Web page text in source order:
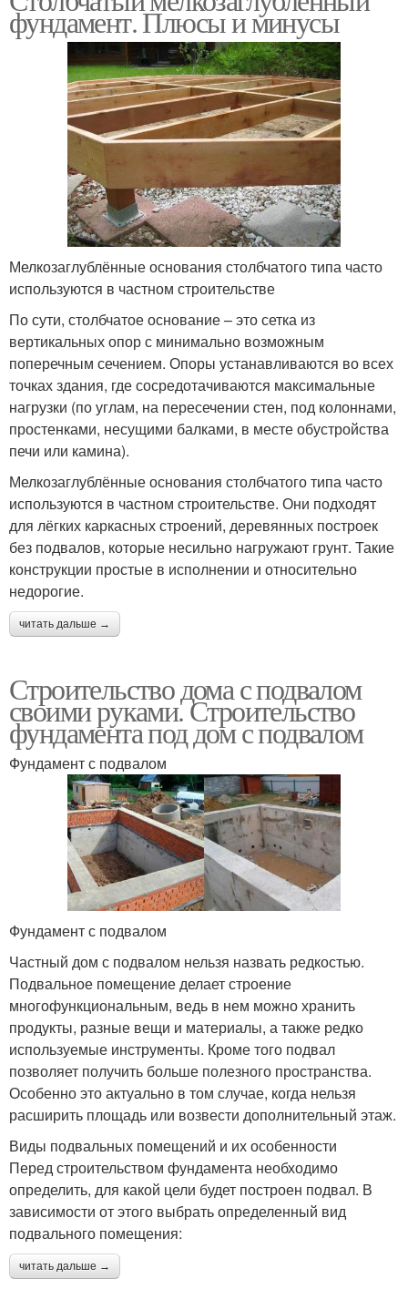
фундамент. Плюсы и минусы
Мелкозаглублённые основания столбчатого типа часто
используются в частном строительстве
По сути, столбчатое основание – это сетка из
вертикальных опор с минимально возможным
поперечным сечением. Опоры устанавливаются во всех
точках здания, где сосредотачиваются максимальные
нагрузки (по углам, на пересечении стен, под колоннами,
простенками, несущими балками, в месте обустройства
печи или камина).
Мелкозаглублённые основания столбчатого типа часто
используются в частном строительстве. Они подходят
для лёгких каркасных строений, деревянных построек
без подвалов, которые несильно нагружают грунт. Такие
конструкции простые в исполнении и относительно
недорогие.
читать дальше →
Строительство дома с подвалом
своими руками. Строительство
фундамента под дом с подвалом
Фундамент с подвалом
Фундамент с подвалом
Частный дом с подвалом нельзя назвать редкостью.
Подвальное помещение делает строение
многофункциональным, ведь в нем можно хранить
продукты, разные вещи и материалы, а также редко
используемые инструменты. Кроме того подвал
позволяет получить больше полезного пространства.
Особенно это актуально в том случае, когда нельзя
расширить площадь или возвести дополнительный этаж.
Виды подвальных помещений и их особенности
Перед строительством фундамента необходимо
определить, для какой цели будет построен подвал. В
зависимости от этого выбрать определенный вид
подвального помещения:
читать дальше →